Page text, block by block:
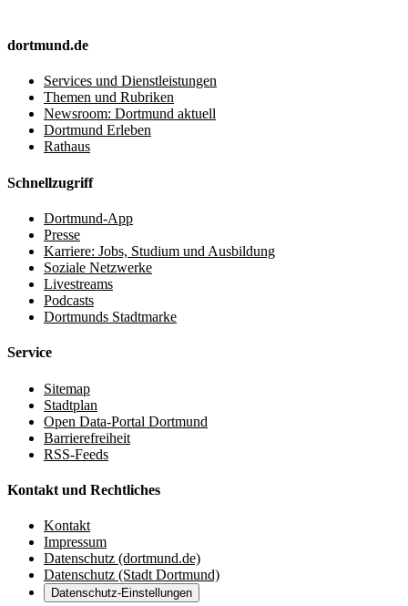
dortmund.de
Services und Dienstleistungen
Themen und Rubriken
Newsroom: Dortmund aktuell
Dortmund Erleben
Rathaus
Schnellzugriff
Dortmund-App
Presse
Karriere: Jobs, Studium und Ausbildung
Soziale Netzwerke
Livestreams
Podcasts
Dortmunds Stadtmarke
Service
Sitemap
Stadtplan
Open Data-Portal Dortmund
Barrierefreiheit
RSS-Feeds
Kontakt und Rechtliches
Kontakt
Impressum
Datenschutz (dortmund.de)
Datenschutz (Stadt Dortmund)
Datenschutz-Einstellungen